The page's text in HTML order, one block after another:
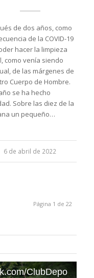
de dos años, como
de la COVID-19
hacer la limpieza
como venía siendo
de las márgenes de
Cuerpo de Hombre.
se ha hecho
Sobre las diez de la
un pequeño…
6 de abril de 2022
Página 1 de 22